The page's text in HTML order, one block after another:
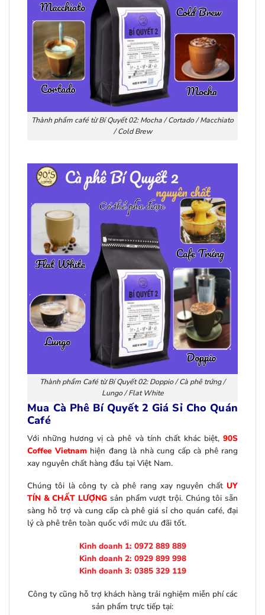
Thành phẩm café từ Bí Quyết 02: Mocha / Cortado / Macchiato
/ Cold Brew
Thành phẩm Café từ Bí Quyết 02: Doppio / Cà phê trứng /
Lungo / Flat White
Mua Cà Phê Bí Quyết 2 Giá Sỉ Cho Quán
Café
Với những hương vị cà phê và tính chất khác biệt, 90S
Coffee Vietnamhiện đang là nhà cung cấp cà phê rang
xay nguyên chất hàng đầu tại Việt Nam.
Chúng tôi là công ty cà phê rang xay nguyên chất UY
TÍN & CHẤT LƯỢNG sản phẩm vượt trội. Chúng tôi sẵn
sàng hỗ trợ và cung cấp cà phê giá sỉ cho quán café, đại
lý cà phê trên toàn quốc với mức ưu đãi tốt.
Kinh doanh 1: 0972 889 889
Kinh doanh 2: 0929 899 998
Kinh doanh 3: 0385 329 119
Công ty cũng hỗ trợ khách hàng trải nghiệm miễn phí các
sản phẩm trực tiếp tại: